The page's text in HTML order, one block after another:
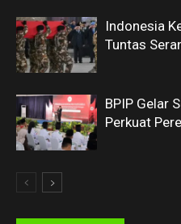
Indonesia
Tuntas
BPIP Gelar
Perkuat